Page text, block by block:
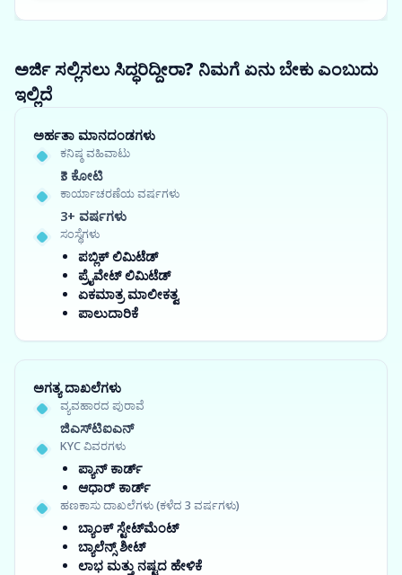
ಅರ್ಜಿ ಸಲ್ಲಿಸಲು ಸಿದ್ಧರಿದ್ದೀರಾ? ನಿಮಗೆ ಏನು ಬೇಕು ಎಂಬುದು
ಇಲ್ಲಿದೆ
ಅರ್ಹತಾ ಮಾನದಂಡಗಳು
ಕನಿಷ್ಠ ವಹಿವಾಟು
₹3 ಕೋಟಿ
ಕಾರ್ಯಾಚರಣೆಯ ವರ್ಷಗಳು
3+ ವರ್ಷಗಳು
ಸಂಸ್ಥೆಗಳು
ಪಬ್ಲಿಕ್ ಲಿಮಿಟೆಡ್
ಪ್ರೈವೇಟ್ ಲಿಮಿಟೆಡ್
ಏಕಮಾತ್ರ ಮಾಲೀಕತ್ವ
ಪಾಲುದಾರಿಕೆ
ಅಗತ್ಯ ದಾಖಲೆಗಳು
ವ್ಯವಹಾರದ ಪುರಾವೆ
ಜಿಎಸ್‍ಟಿಐಎನ್
KYC ವಿವರಗಳು
ಪ್ಯಾನ್ ಕಾರ್ಡ್
ಆಧಾರ್ ಕಾರ್ಡ್
ಹಣಕಾಸು ದಾಖಲೆಗಳು (ಕಳೆದ 3 ವರ್ಷಗಳು)
ಬ್ಯಾಂಕ್ ಸ್ಟೇಟ್‌ಮೆಂಟ್
ಬ್ಯಾಲೆನ್ಸ್ ಶೀಟ್
ಲಾಭ ಮತ್ತು ನಷ್ಟದ ಹೇಳಿಕೆ